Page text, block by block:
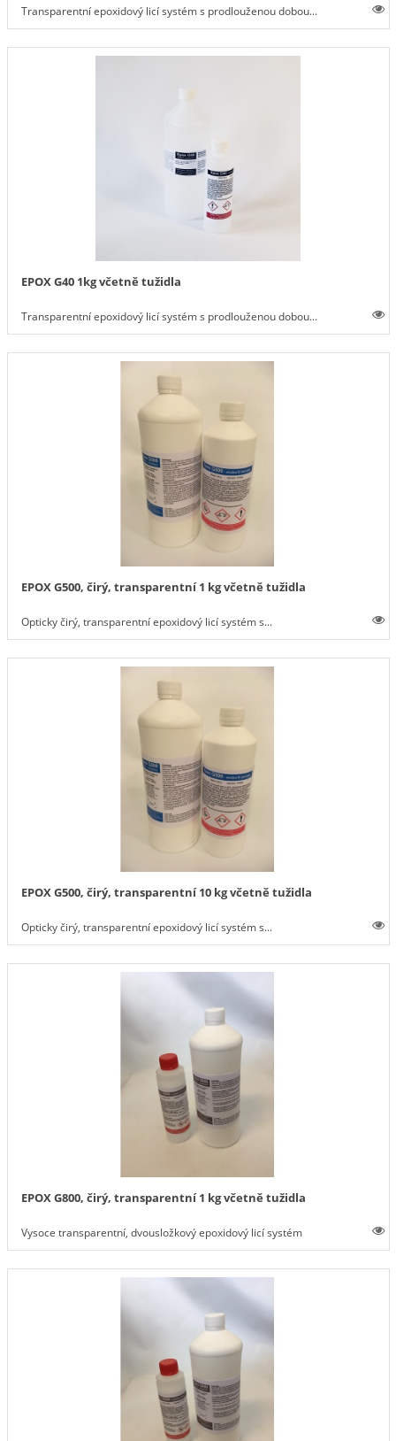
Transparentní epoxidový licí systém s prodlouženou dobou...
EPOX G40 1kg včetně tužidla
Transparentní epoxidový licí systém s prodlouženou dobou...
EPOX G500, čirý, transparentní 1 kg včetně tužidla
Opticky čirý, transparentní epoxidový licí systém s...
EPOX G500, čirý, transparentní 10 kg včetně tužidla
Opticky čirý, transparentní epoxidový licí systém s...
EPOX G800, čirý, transparentní 1 kg včetně tužidla
Vysoce transparentní, dvousložkový epoxidový licí systém